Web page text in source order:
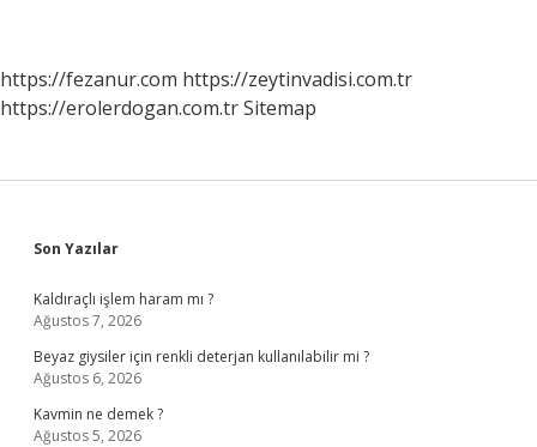
https://fezanur.com https://zeytinvadisi.com.tr
https://erolerdogan.com.trSitemap
Sidebar
Son Yazılar
Kaldıraçlı işlem haram mı ?
Ağustos 7, 2026
Beyaz giysiler için renkli deterjan kullanılabilir mi ?
Ağustos 6, 2026
Kavmin ne demek ?
Ağustos 5, 2026